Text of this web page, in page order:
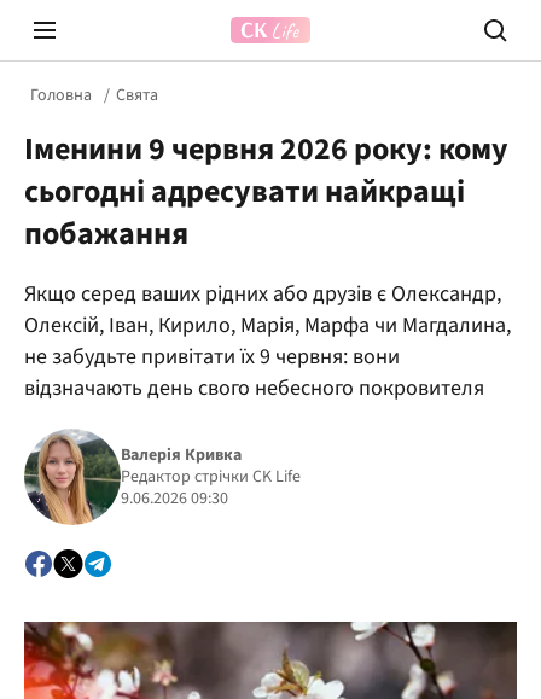
Prosecco Time
Головна Свята
Іменини 9 червня 2026 року: кому
сьогодні адресувати найкращі
побажання
Якщо серед ваших рідних або друзів є Олександр,
Олексій, Іван, Кирило, Марія, Марфа чи Магдалина,
не забудьте привітати їх 9 червня: вони
відзначають день свого небесного покровителя
Валерія Кривка
Редактор стрічки CK Life
9.06.2026 09:30